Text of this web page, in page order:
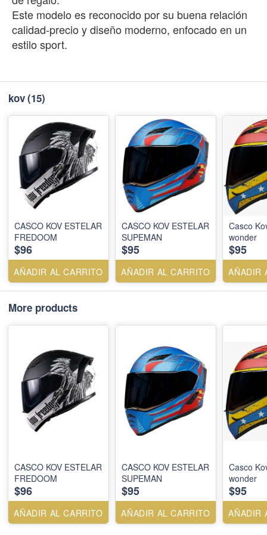
Este modelo es reconocido por su buena relación
calidad-precio y diseño moderno, enfocado en un
estilo sport.
kov(15)
CASCO KOV ESTELAR
FREDOOM
$96
AÑADIR AL CARRITO
CASCO KOV ESTELAR
SUPEMAN
$95
AÑADIR AL CARRITO
Casco
wonder
$95
AÑADIR
More products
CASCO KOV ESTELAR
FREDOOM
$96
AÑADIR AL CARRITO
CASCO KOV ESTELAR
SUPEMAN
$95
AÑADIR AL CARRITO
Casco
wonder
$95
AÑADIR